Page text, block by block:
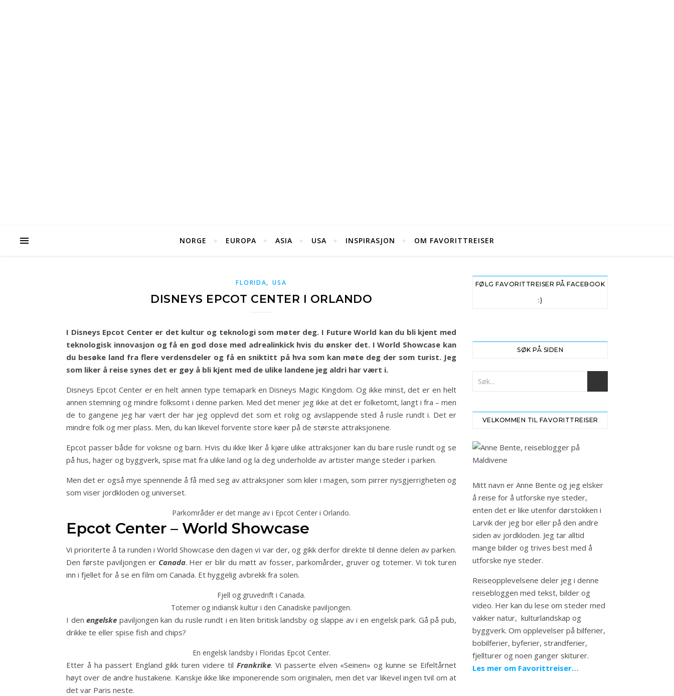
NORGE EUROPA ASIA USA INSPIRASJON OM FAVORITTREISER
FLORIDA,USA
DISNEYS EPCOT CENTER I ORLANDO
I Disneys Epcot Center er det kultur og teknologi som møter deg. I Future World kan du bli kjent med
teknologisk innovasjon og få en god dose med adrealinkick hvis du ønsker det. I World Showcase kan
du besøke land fra flere verdensdeler og få en sniktitt på hva som kan møte deg der som turist. Jeg
som liker å reise synes det er gøy å bli kjent med de ulike landene jeg aldri har vært i.
Disneys Epcot Center er en helt annen type temapark en Disneys Magic Kingdom. Og ikke minst, det er en helt
annen stemning og mindre folksomt i denne parken. Med det mener jeg ikke at det er folketomt, langt i fra – men
de to gangene jeg har vært der har jeg opplevd det som et rolig og avslappende sted å rusle rundt i. Det er
mindre folk og mer plass. Men, du kan likevel forvente store køer på de største attraksjonene.
Epcot passer både for voksne og barn. Hvis du ikke liker å kjøre ulike attraksjoner kan du bare rusle rundt og se
på hus, hager og byggverk, spise mat fra ulike land og la deg underholde av artister mange steder i parken.
Men det er også mye spennende å få med seg av attraksjoner som kiler i magen, som pirrer nysgjerrigheten og
som viser jordkloden og universet.
Parkområder er det mange av i Epcot Center i Orlando.
Epcot Center – World Showcase
Vi prioriterte å ta runden i World Showcase den dagen vi var der, og gikk derfor direkte til denne delen av parken.
Den første paviljongen er Canada. Her er blir du møtt av fosser, parkomårder, gruver og totemer. Vi tok turen
inn i fjellet for å se en film om Canada. Et hyggelig avbrekk fra solen.
Fjell og gruvedrift i Canada.
Totemer og indiansk kultur i den Canadiske paviljongen.
I denengelske paviljongen kan du rusle rundt i en liten britisk landsby og slappe av i en engelsk park. Gå på pub,
drikke te eller spise fish and chips?
En engelsk landsby i Floridas Epcot Center.
Etter å ha passert England gikk turen videre til Frankrike. Vi passerte elven «Seinen» og kunne se Eifeltårnet
høyt over de andre hustakene. Kanskje ikke like imponerende som originalen, men det var likevel ingen tvil om at
det var Paris neste.
FØLG FAVORITTREISER PÅ FACEBOOK
:)
SØK PÅ SIDEN
VELKOMMEN TIL FAVORITTREISER
Mitt navn er Anne Bente og jeg elsker
å reise for å utforske nye steder,
enten det er like utenfor dørstokken i
Larvik der jeg bor eller på den andre
siden av jordkloden. Jeg tar alltid
mange bilder og trives best med å
utforske nye steder.
Reiseopplevelsene deler jeg i denne
reisebloggen med tekst, bilder og
video. Her kan du lese om steder med
vakker natur, kulturlandskap og
byggverk. Om opplevelser på bilferier,
bobilferier, byferier, strandferier,
fjellturer og noen ganger skiturer.
Les mer om Favorittreiser…